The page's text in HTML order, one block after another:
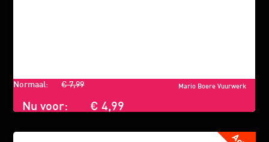
Mario Boere Vuurwerk
Normaal: € 7,99
Nu voor: € 4,99